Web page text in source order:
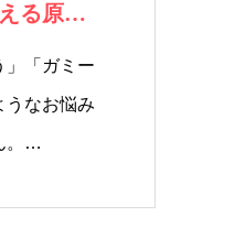
る原因
」「ガミー
うなお悩み
。…